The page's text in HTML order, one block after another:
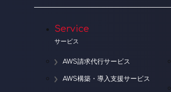
Service
サービス
AWS請求代行サービス
AWS構築・導入支援サービス